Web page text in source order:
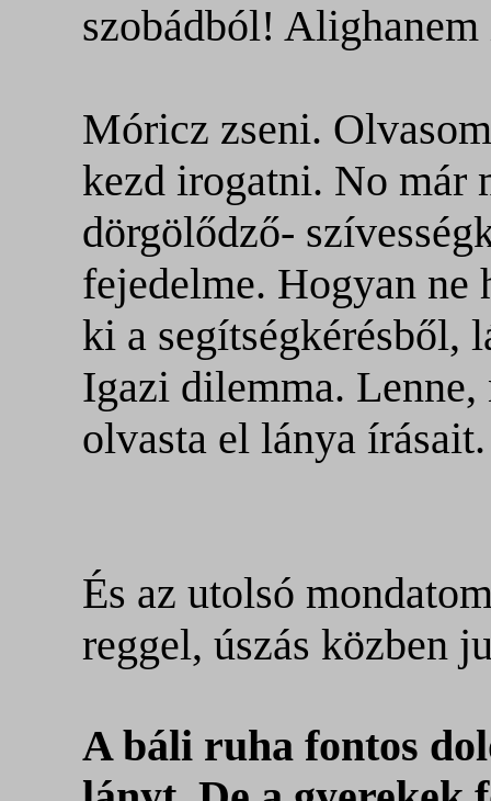
szobádból! Alighanem
Móricz zseni.
kezd irogatni. No már
dörgölődző-
fejedelme. Hogyan ne
ki a segítségkérésből,
Igazi dilemma. Lenne,
olvasta el lánya írásait.
És az utolsó
reggel, úszás közben
A báli ruha fontos